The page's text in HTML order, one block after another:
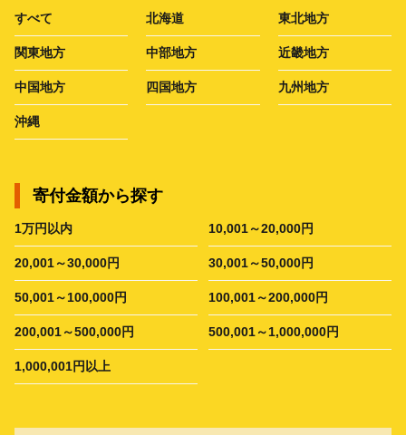
すべて 北海道 東北地方
関東地方 中部地方 近畿地方
中国地方 四国地方 九州地方
沖縄
寄付金額から探す
1万円以内 10,001～20,000円
20,001～30,000円 30,001～50,000円
50,001～100,000円 100,001～200,000円
200,001～500,000円 500,001～1,000,000円
1,000,001円以上